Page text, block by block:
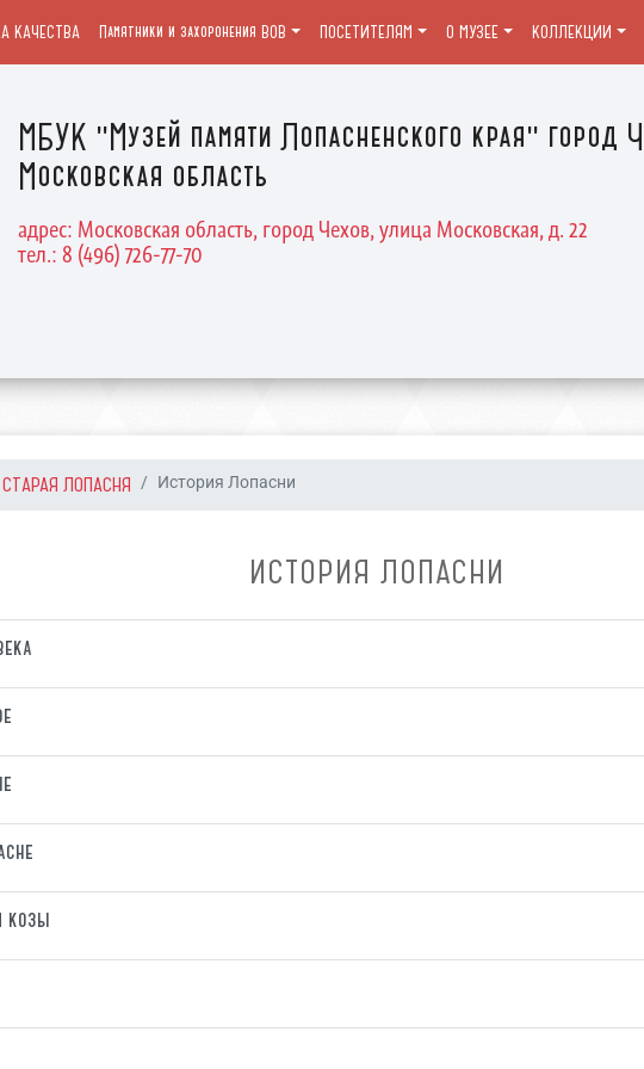
МБУК "Музей памяти Лопасненского края" город
Московская область
адрес: Московская область, город Чехов, улица Московская, д. 22
тел.: 8 (496) 726-77-70
КАЧЕСТВА Памятники и захоронения ВОВ ПОСЕТИТЕЛЯМ О МУЗЕЕ КОЛЛЕКЦИИ
СТАРАЯ ЛОПАСНЯ История Лопасни
ИСТОРИЯ ЛОПАСНИ
козы